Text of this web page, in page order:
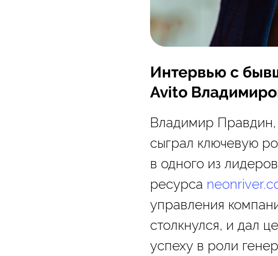
Интервью с
Avito
Владимир Правдин,
сыграл ключевую
в одного из
ресурса n
управления
столкнулся, и дал
успеху в роли